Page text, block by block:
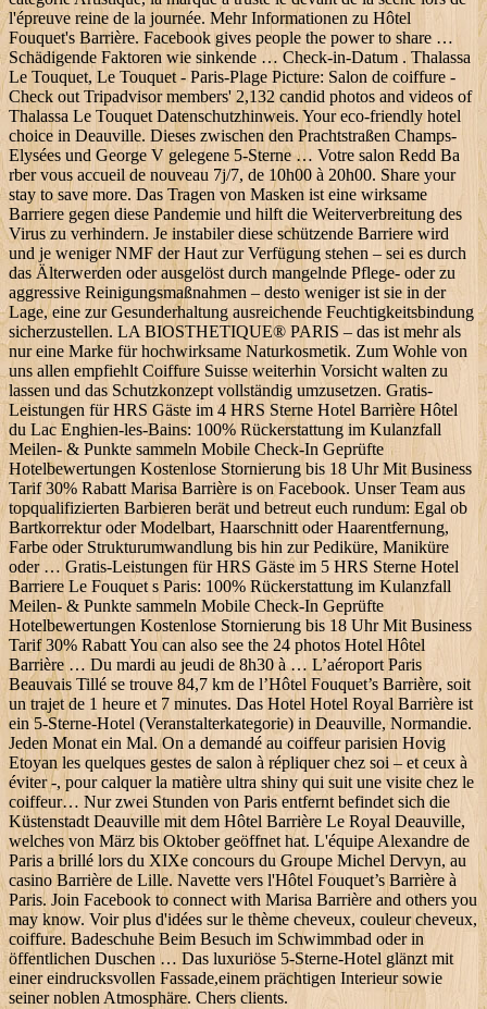
l'épreuve reine de la journée. Mehr Informationen zu Hôtel
Fouquet's Barrière. Facebook gives people the power to share …
Schädigende Faktoren wie sinkende … Check-in-Datum . Thalassa
Le Touquet, Le Touquet - Paris-Plage Picture: Salon de coiffure -
Check out Tripadvisor members' 2,132 candid photos and videos of
Thalassa Le Touquet Datenschutzhinweis. Your eco-friendly hotel
choice in Deauville. Dieses zwischen den Prachtstraßen Champs-
Elysées und George V gelegene 5-Sterne … Votre salon Redd Ba
rber vous accueil de nouveau 7j/7, de 10h00 à 20h00. Share your
stay to save more. Das Tragen von Masken ist eine wirksame
Barriere gegen diese Pandemie und hilft die Weiterverbreitung des
Virus zu verhindern. Je instabiler diese schützende Barriere wird
und je weniger NMF der Haut zur Verfügung stehen – sei es durch
das Älterwerden oder ausgelöst durch mangelnde Pflege- oder zu
aggressive Reinigungsmaßnahmen – desto weniger ist sie in der
Lage, eine zur Gesunderhaltung ausreichende Feuchtigkeitsbindung
sicherzustellen. LA BIOSTHETIQUE® PARIS – das ist mehr als
nur eine Marke für hoch­wirksame Natur­kosme­tik. Zum Wohle von
uns allen empfiehlt Coiffure Suisse weiterhin Vorsicht walten zu
lassen und das Schutzkonzept vollständig umzusetzen. Gratis-
Leistungen für HRS Gäste im 4 HRS Sterne Hotel Barrière Hôtel
du Lac Enghien-les-Bains: 100% Rückerstattung im Kulanzfall
Meilen- & Punkte sammeln Mobile Check-In Geprüfte
Hotelbewertungen Kostenlose Stornierung bis 18 Uhr Mit Business
Tarif 30% Rabatt Marisa Barrière is on Facebook. Unser Team aus
topqualifizierten Barbieren berät und betreut euch rundum: Egal ob
Bartkorrektur oder Modelbart, Haarschnitt oder Haarentfernung,
Farbe oder Strukturumwandlung bis hin zur Pediküre, Maniküre
oder … Gratis-Leistungen für HRS Gäste im 5 HRS Sterne Hotel
Barriere Le Fouquet s Paris: 100% Rückerstattung im Kulanzfall
Meilen- & Punkte sammeln Mobile Check-In Geprüfte
Hotelbewertungen Kostenlose Stornierung bis 18 Uhr Mit Business
Tarif 30% Rabatt You can also see the 24 photos Hotel Hôtel
Barrière … Du mardi au jeudi de 8h30 à … L’aéroport Paris
Beauvais Tillé se trouve 84,7 km de l’Hôtel Fouquet’s Barrière, soit
un trajet de 1 heure et 7 minutes. Das Hotel Hotel Royal Barrière ist
ein 5-Sterne-Hotel (Veranstalterkategorie) in Deauville, Normandie.
Jeden Monat ein Mal. On a demandé au coiffeur parisien Hovig
Etoyan les quelques gestes de salon à répliquer chez soi – et ceux à
éviter -, pour calquer la matière ultra shiny qui suit une visite chez le
coiffeur… Nur zwei Stunden von Paris entfernt befindet sich die
Küstenstadt Deauville mit dem Hôtel Barrière Le Royal Deauville,
welches von März bis Oktober geöffnet hat. L'équipe Alexandre de
Paris a brillé lors du XIXe concours du Groupe Michel Dervyn, au
casino Barrière de Lille. Navette vers l'Hôtel Fouquet’s Barrière à
Paris. Join Facebook to connect with Marisa Barrière and others you
may know. Voir plus d'idées sur le thème cheveux, couleur cheveux,
coiffure. Badeschuhe Beim Besuch im Schwimmbad oder in
öffentlichen Duschen … Das luxuriöse 5-Sterne-Hotel glänzt mit
einer eindrucksvollen Fassade,einem prächtigen Interieur sowie
seiner noblen Atmosphäre. Chers clients.